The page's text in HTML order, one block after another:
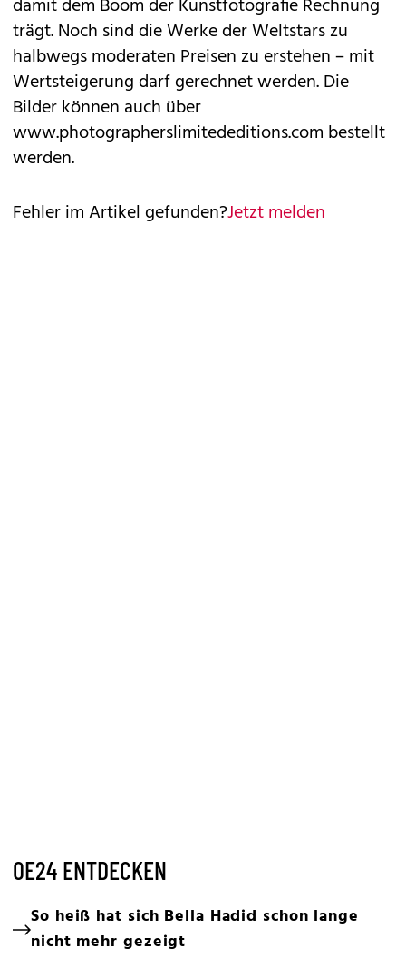
damit dem Boom der Kunstfotografie Rechnung
trägt. Noch sind die Werke der Weltstars zu
halbwegs moderaten Preisen zu erstehen – mit
Wertsteigerung darf gerechnet werden. Die
Bilder können auch über
www.photographerslimitededitions.com bestellt
werden.
Fehler im Artikel gefunden?Jetzt melden
OE24 ENTDECKEN
So heiß hat sich Bella Hadid schon lange
nicht mehr gezeigt